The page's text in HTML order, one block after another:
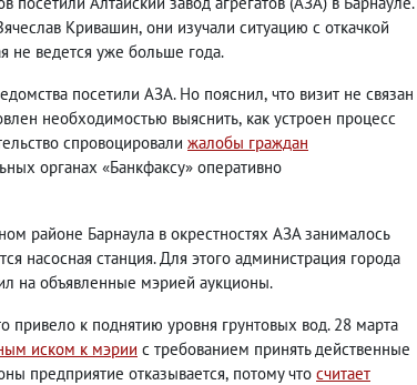
Кривашин, они изучали ситуацию с откачкой
не ведется уже больше года.
посетили АЗА. Но пояснил, что визит не связан
необходимостью выяснить, как устроен процесс
спровоцировали жалобы граждан
органах «Банкфаксу» оперативно
районе Барнаула в окрестностях АЗА занималось
насосная станция. Для этого администрация города
на объявленные мэрией аукционы.
привело к поднятию уровня грунтовых вод. 28 марта
иском к мэрии с требованием принять действенные
предприятие отказывается, потому что считает